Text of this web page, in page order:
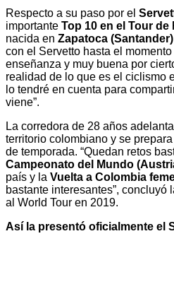
Respecto a su paso por el
importante Top 10 en el Tour
nacida en Zapatoca (Santander)
con el Servetto hasta el
enseñanza y muy buena por
realidad de lo que es el ciclismo
lo tendré en cuenta para
viene”.
La corredora de 28 años
territorio colombiano y se
de temporada. “Quedan retos
Campeonato del Mundo
país y la Vuelta a Colombia
bastante interesantes”,
al World Tour en 2019.
Así la presentó oficialmente el